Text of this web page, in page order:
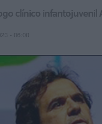
clínico
- 06:00